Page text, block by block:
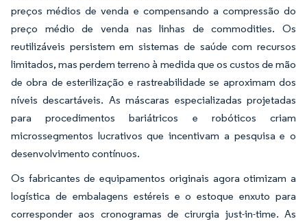
preços médios de venda e compensando a compressão do
preço médio de venda nas linhas de commodities. Os
reutilizáveis persistem em sistemas de saúde com recursos
limitados, mas perdem terreno à medida que os custos de mão
de obra de esterilização e rastreabilidade se aproximam dos
níveis descartáveis. As máscaras especializadas projetadas
para procedimentos bariátricos e robóticos criam
microssegmentos lucrativos que incentivam a pesquisa e o
desenvolvimento contínuos.
Os fabricantes de equipamentos originais agora otimizam a
logística de embalagens estéreis e o estoque enxuto para
corresponder aos cronogramas de cirurgia just-in-time. As